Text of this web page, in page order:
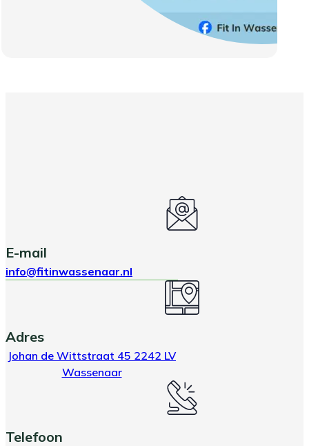
E-mail
info@fitinwassenaar.nl
Adres
Johan de Wittstraat 45 2242 LV
Wassenaar
Telefoon